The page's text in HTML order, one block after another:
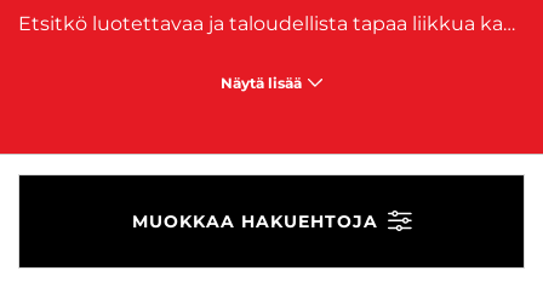
Etsitkö luotettavaa ja taloudellista tapaa liikkua kaupungissa? Tutustu laajaan valikoimaamme käytettyjä Kymco skoottereita, jotka tarjoavat kätevän ja hauskan tavan navigoida vilkkaiden katujen läpi. Kymco on tunnettu laadustaan ja suorituskyvystään skoottereiden valmistajana, ja käytetyt mallit eivät ole poikkeus. Valikoimassamme on erilaisia malleja ja kokoja, jotka sopivat erilaisiin tarpeisiin ja budjetteihin. Olit sitten matkalla töihin, kouluun tai vain tutkimaan kaupunkia, Kymco skootteri tarjoaa sinulle käytännöllisen ja hauskan tavan liikkua. Tutustu valikoimaamme ja löydä oma käytetty Kymco skootterisi tänään. Tartu tilaisuuteen ja tee arjestasi hieman helpompaa ja hauskempaa skootterilla, joka on suunniteltu kestämään ja viemään sinut minne tahansa haluatkin.
Näytä lisää
MUOKKAA HAKUEHTOJA